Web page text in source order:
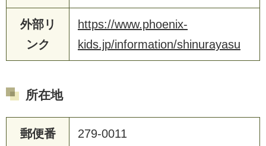
外部リ
ンク
https://www.phoenix-
kids.jp/information/shinurayasu
所在地
郵便番
279-0011